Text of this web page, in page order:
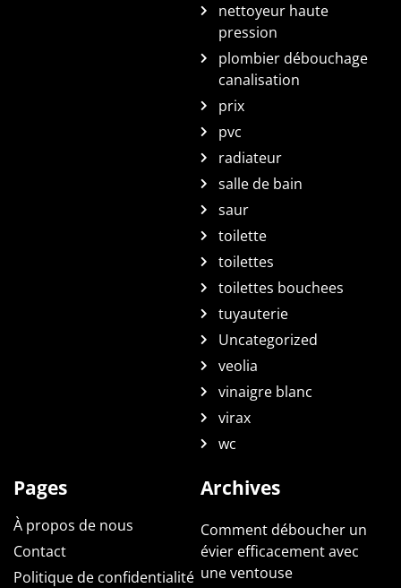
nettoyeur haute
pression
plombier débouchage
canalisation
prix
pvc
radiateur
salle de bain
saur
toilette
toilettes
toilettes bouchees
tuyauterie
Uncategorized
veolia
vinaigre blanc
virax
wc
Pages
À propos de nous
Contact
Politique de confidentialité
Archives
Comment déboucher un
évier efficacement avec
une ventouse